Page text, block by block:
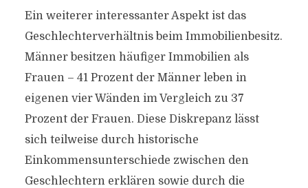
Ein weiterer interessanter Aspekt ist das
Geschlechterverhältnis beim Immobilienbesitz.
Männer besitzen häufiger Immobilien als
Frauen – 41 Prozent der Männer leben in
eigenen vier Wänden im Vergleich zu 37
Prozent der Frauen. Diese Diskrepanz lässt
sich teilweise durch historische
Einkommensunterschiede zwischen den
Geschlechtern erklären sowie durch die